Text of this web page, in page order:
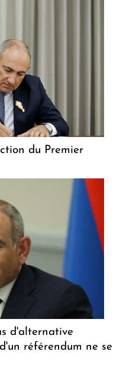
du Premier
d'alternative
référendum ne se